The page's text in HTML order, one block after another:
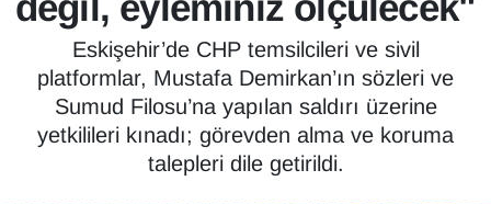
Eskişehir’de CHP temsilcileri ve sivil
platformlar, Mustafa Demirkan’ın sözleri ve
Sumud Filosu’na yapılan saldırı üzerine
yetkilileri kınadı; görevden alma ve koruma
talepleri dile getirildi.